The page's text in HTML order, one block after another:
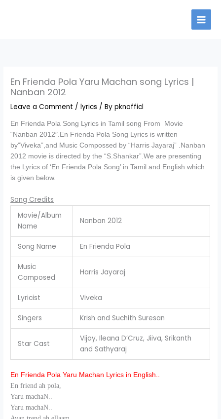
En Frienda Pola Yaru Machan song Lyrics |
Nanban 2012
Leave a Comment /lyrics / Bypknofficl
En Frienda Pola Song Lyrics in Tamil song From Movie
“Nanban 2012″.En Frienda Pola Song Lyrics is written
by”Viveka”,and Music Compossed by “Harris Jayaraj” .Nanban
2012 movie is directed by the “S.Shankar”.We are presenting
the Lyrics of ‘En Frienda Pola Song’ in Tamil and English which
is given below.
Song Credits
Movie/Album
Name
Nanban 2012
Song Name En Frienda Pola
Music
Composed
Harris Jayaraj
Lyricist Viveka
Singers Krish and Suchith Suresan
Star Cast
Vijay, Ileana D’Cruz, Jiiva, Srikanth
and Sathyaraj
En Frienda Pola Yaru Machan Lyrics in English..
En friend ah pola,
Yaru machaN..
Yaru machaN..